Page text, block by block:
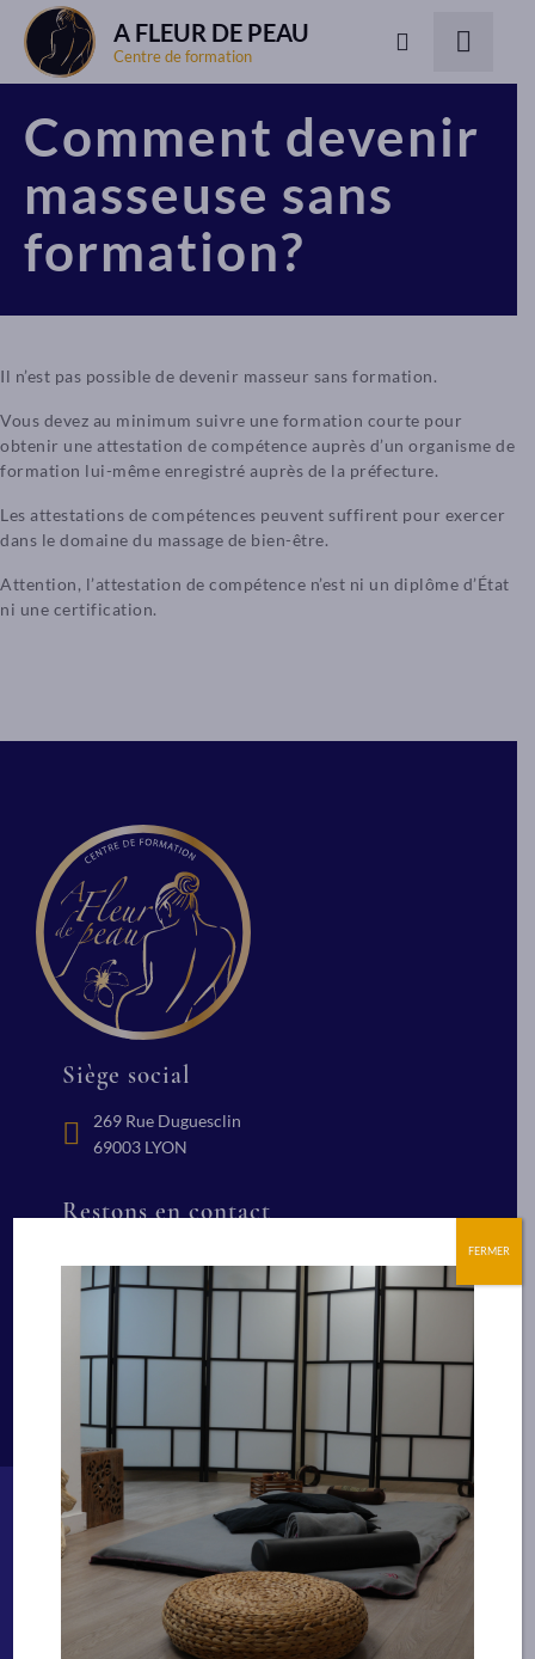
A FLEUR DE PEAU
Centre de formation
Comment devenir
masseuse sans
formation?
Il n’est pas possible de devenir masseur sans formation.
Vous devez au minimum suivre une formation courte pour
obtenir une attestation de compétence auprès d’un organisme de
formation lui-même enregistré auprès de la préfecture.
Les attestations de compétences peuvent suffirent pour exercer
dans le domaine du massage de bien-être.
Attention, l’attestation de compétence n’est ni un diplôme d’État
ni une certification.
Siège social
269 Rue Duguesclin
69003 LYON
Restons en contact
Suivez nous
Bien-être
Technicien Spa et bien-être
FERMER